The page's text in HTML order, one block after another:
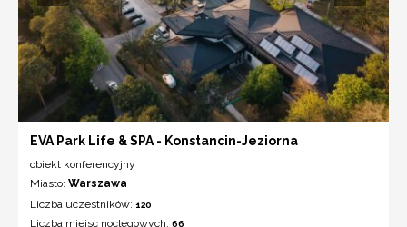
EVA Park Life & SPA - Konstancin-Jeziorna
obiekt konferencyjny
Miasto: Warszawa
Liczba uczestników: 120
Liczba miejsc noclegowych: 66